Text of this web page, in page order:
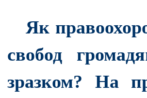
Як
свобод
зразком? На